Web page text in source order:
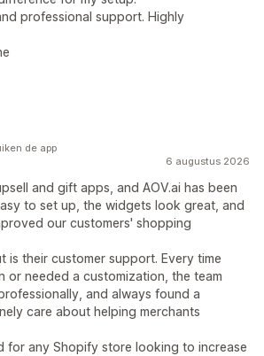
professional support. Highly
6 augustus 2026
and gift apps, and AOV.ai has been
to set up, the widgets look great, and
our customers' shopping
is their customer support. Every time
or needed a customization, the team
and always found a
care about helping merchants
for any Shopify store looking to increase
de app